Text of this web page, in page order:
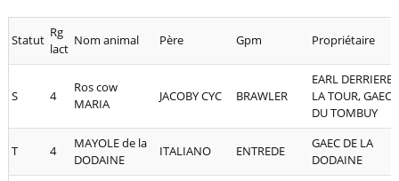
Statut Rg
lact
Nom animal Père Gpm Propriétaire
S 4
Ros cow
MARIA
JACOBY CYC BRAWLER
EARL DERRIERE
LA TOUR, GAEC
DU TOMBUY
T 4
MAYOLE de la
DODAINE
ITALIANO ENTREDE
GAEC DE LA
DODAINE